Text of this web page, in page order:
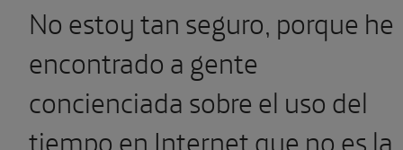
No estoy tan seguro, porque he
encontrado a gente
concienciada sobre el uso del
tiempo en Internet que no es la